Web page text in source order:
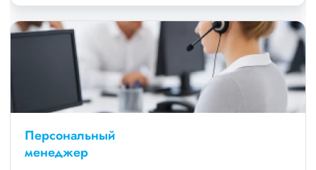
Персональный
менеджер